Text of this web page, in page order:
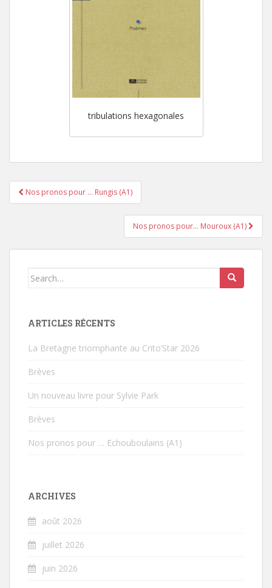
tribulations hexagonales
Pagination d'article
Nos pronos pour … Rungis (A1)
Nos pronos pour… Mouroux (A1)
Search for:
ARTICLES RÉCENTS
La Bretagne triomphante au Crito’Star 2026
Brèves
Un nouveau livre pour Sylvie Park
Brèves
Nos pronos pour … Echouboulains (A1)
ARCHIVES
août 2026
juillet 2026
juin 2026